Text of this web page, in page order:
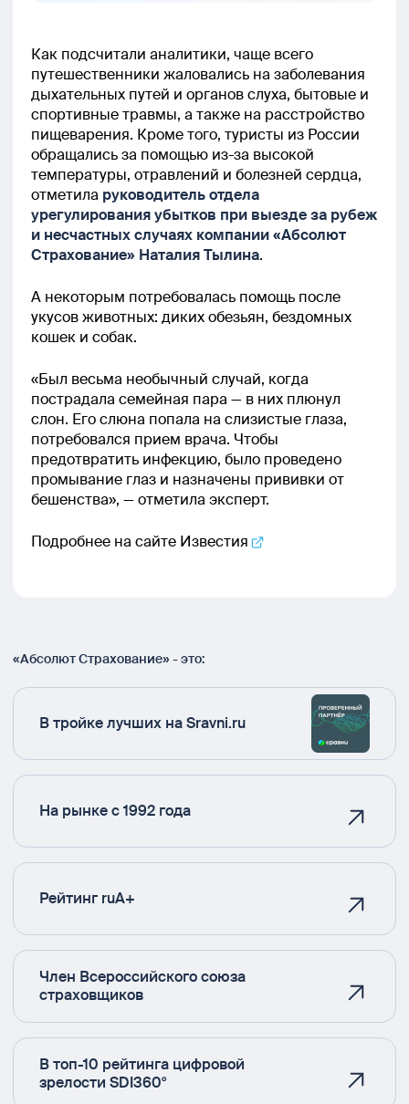
Как подсчитали аналитики, чаще всего
путешественники жаловались на заболевания
дыхательных путей и органов слуха, бытовые и
спортивные травмы, а также на расстройство
пищеварения. Кроме того, туристы из России
обращались за помощью из-за высокой
температуры, отравлений и болезней сердца,
отметила руководитель отдела
урегулирования убытков при выезде за рубеж
и несчастных случаях компании «Абсолют
Страхование» Наталия Тылина.
А некоторым потребовалась помощь после
укусов животных: диких обезьян, бездомных
кошек и собак.
«Был весьма необычный случай, когда
пострадала семейная пара — в них плюнул
слон. Его слюна попала на слизистые глаза,
потребовался прием врача. Чтобы
предотвратить инфекцию, было проведено
промывание глаз и назначены прививки от
бешенства», — отметила эксперт.
Подробнее на сайте Известия
«Абсолют Страхование» - это:
В тройке лучших на Sravni.ru
На рынке с 1992 года
Рейтинг ruA+
Член Всероссийского союза
страховщиков
В топ-10 рейтинга цифровой
зрелости SDI360°